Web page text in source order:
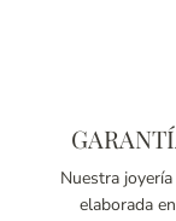
Nuestra
elaborada